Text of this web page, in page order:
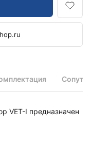
VET-I предназначен